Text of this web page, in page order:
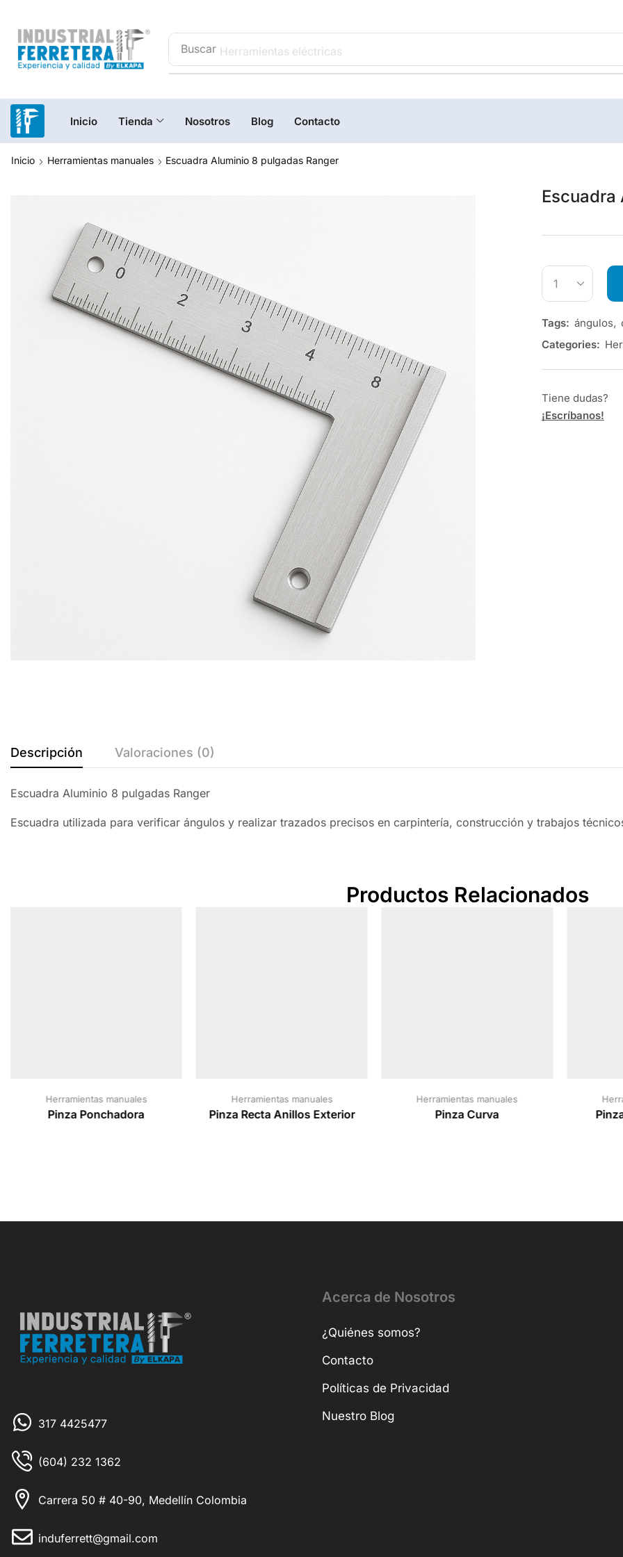
Buscar Herramientas eléctricas
Inicio Tienda Nosotros Blog Contacto
Inicio Herramientas manuales Escuadra Aluminio 8 pulgadas Ranger
Escuadra
Tags: ángulos,
Categories:
Tiene dudas?
¡Escríbanos!
Descripción Valoraciones (0)
Escuadra Aluminio 8 pulgadas Ranger
Escuadra utilizada para verificar ángulos y realizar trazados precisos en carpintería, construcción y trabajos
Productos Relacionados
Herramientas manuales
Pinza Ponchadora
Herramientas manuales
Pinza Recta Anillos Exterior
Herramientas manuales
Pinza Curva
317 4425477
(604) 232 1362
Carrera 50 # 40-90, Medellín Colombia
induferrett@gmail.com
Acerca de Nosotros
¿Quiénes somos?
Contacto
Políticas de Privacidad
Nuestro Blog